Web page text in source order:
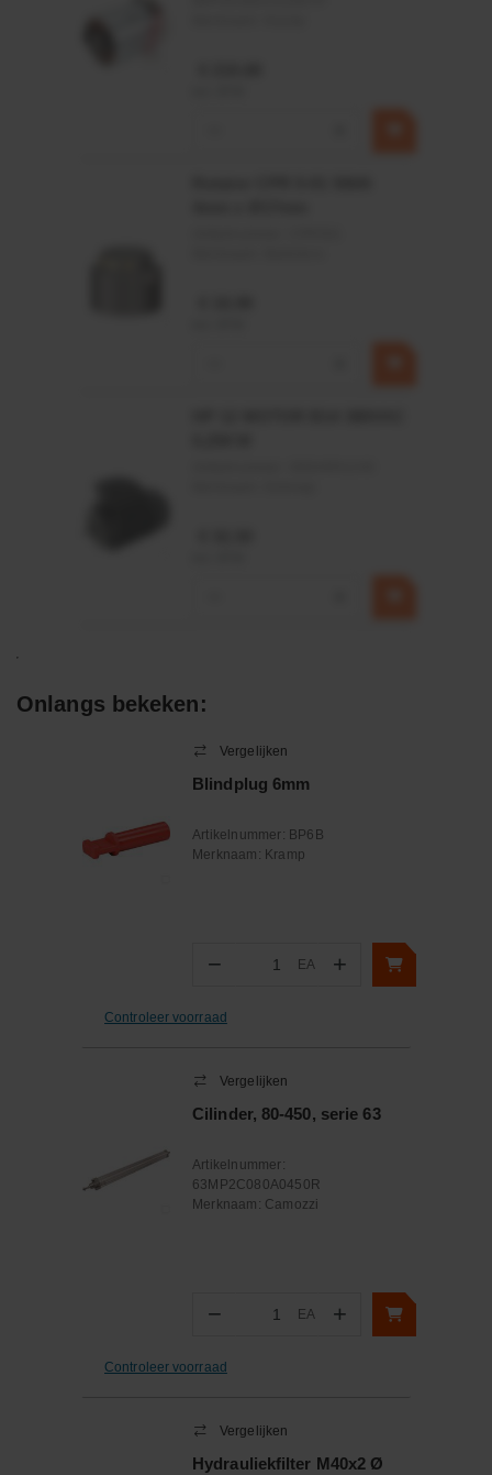
Onlangs bekeken:
Vergelijken
Blindplug 6mm
Artikelnummer: BP6B
Merknaam: Kramp
− Aantal
EA +
Controleer voorraad
Vergelijken
Cilinder, 80-450, serie 63
Artikelnummer:
63MP2C080A0450R
Merknaam: Camozzi
− Aantal
EA +
Controleer voorraad
Vergelijken
Hydrauliekfilter M40x2 Ø